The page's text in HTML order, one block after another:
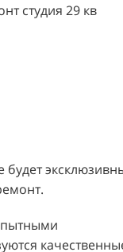
студия 29 кв
будет